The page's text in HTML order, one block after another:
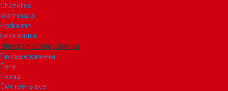
Chazelles
Warmhaus
Ecokamin
Биокамины
Электрические камины
Газовые камины
Печи
Назад
Смотреть все